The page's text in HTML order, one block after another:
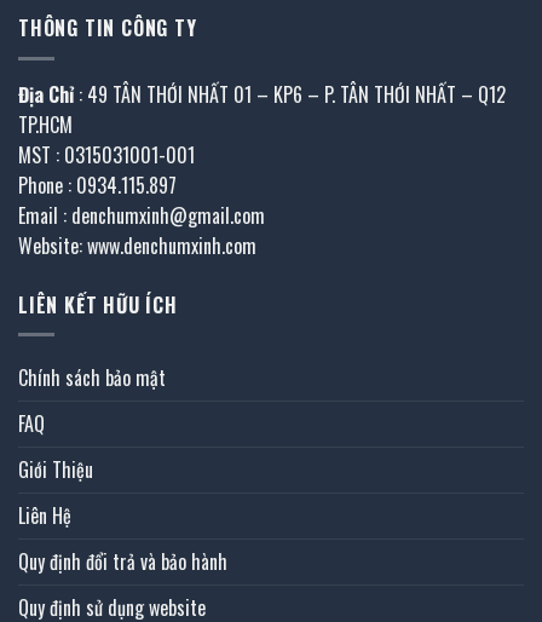
THÔNG TIN CÔNG TY
Địa Chỉ : 49 TÂN THỚI NHẤT 01 – KP6 – P. TÂN THỚI NHẤT – Q12
TP.HCM
MST : 0315031001-001
Phone : 0934.115.897
Email : denchumxinh@gmail.com
Website: www.denchumxinh.com
LIÊN KẾT HỮU ÍCH
Chính sách bảo mật
FAQ
Giới Thiệu
Liên Hệ
Quy định đổi trả và bảo hành
Quy định sử dụng website